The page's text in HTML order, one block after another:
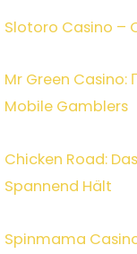
Slotoro Casino –
Mr Green Casino:
Mobile Gamblers
Chicken Road:
Spannend Hält
Spinmama